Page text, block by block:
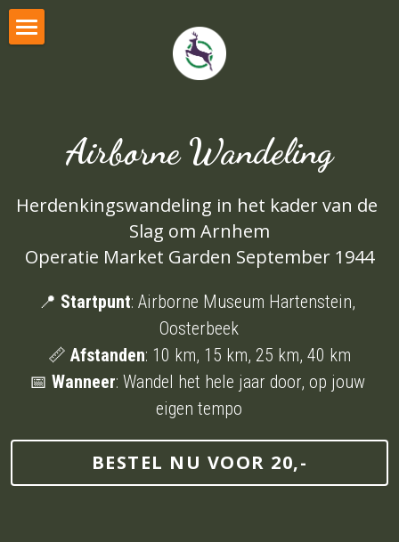
Wandelroutes
Je wandelpakket (log in)
Airbornewandeling
Veluwe Voettocht
LOG IN
Airborne Wandeling
Herdenkingswandeling in het kader van de
Slag om Arnhem
Operatie Market Garden September 1944
📍 Startpunt: Airborne Museum Hartenstein,
Oosterbeek
📏 Afstanden: 10 km, 15 km, 25 km, 40 km
📅 Wanneer: Wandel het hele jaar door, op jouw
eigen tempo
BESTEL NU VOOR 20,-